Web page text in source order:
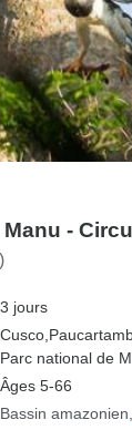
-
3 jours
Cusco,
Parc national de
Âges 5-66
Bassin amazonien